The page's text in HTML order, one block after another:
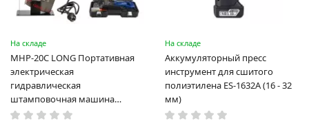
На складе
MHP-20C LONG Портативная
электрическая
гидравлическая
штамповочная машина
высокая мощность и мощный
На складе
Аккумуляторный пресс
инструмент для сшитого
полиэтилена ES-1632A (16 - 32
мм)